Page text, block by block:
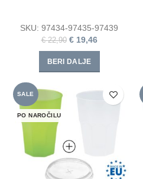
SKU: 97434-97435-97439
€22,90 € 19,46
BERI DALJE
SALE
PO NAROČILU